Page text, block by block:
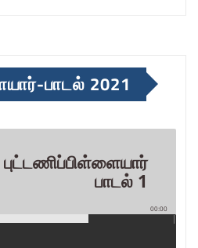
பாடல் 2021
புட்டணிப்பிள்ளையார்
பாடல் 1
00:00